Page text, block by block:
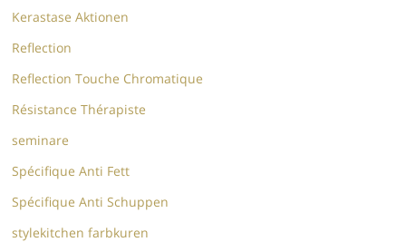
Kerastase Aktionen
Reflection
Reflection Touche Chromatique
Résistance Thérapiste
seminare
Spécifique Anti Fett
Spécifique Anti Schuppen
stylekitchen farbkuren